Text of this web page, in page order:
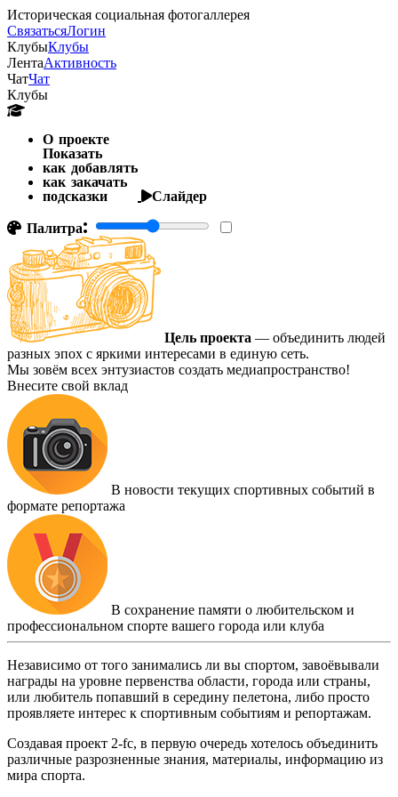
Историческая социальная фотогаллерея
СвязатьсяЛогин
КлубыКлубы
ЛентаАктивность
ЧатЧат
Клубы
О проекте
Показать
как добавлять
как закачать
подсказки
Слайдер
Палитра:
Цель проекта — объединить людей
разных эпох с яркими интересами в единую сеть.
Мы зовём всех энтузиастов создать медиапространство!
Внесите свой вклад
В новости текущих спортивных событий в
формате репортажа
В сохранение памяти о любительском и
профессиональном спорте вашего города или клуба
Независимо от того занимались ли вы спортом, завоёвывали
награды на уровне первенства области, города или страны,
или любитель попавший в середину пелетона, либо просто
проявляете интерес к спортивным событиям и репортажам.
Создавая проект 2-fc, в первую очередь хотелось объединить
различные разрозненные знания, материалы, информацию из
мира спорта.